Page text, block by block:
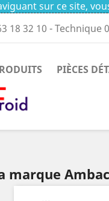
sur ce site,
18 32 10 - Technique
PIÈCES
marque